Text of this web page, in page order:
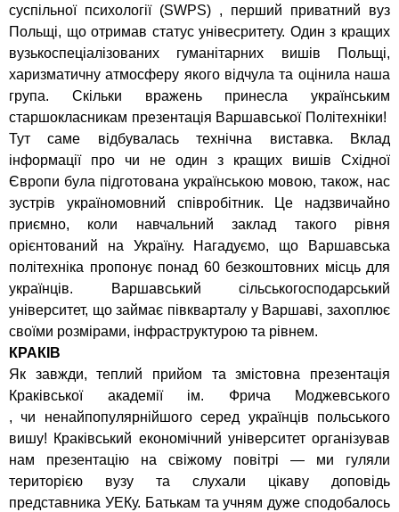
суспільної психології (SWPS) , перший приватний вуз
Польщі, що отримав статус унівесритету. Один з кращих
вузькоспеціалізованих гуманітарних вишів Польщі,
харизматичну атмосферу якого відчула та оцінила наша
група. Скільки вражень принесла українським
старшокласникам презентація Варшавської Політехніки!
Тут саме відбувалась технічна виставка. Вклад
інформації про чи не один з кращих вишів Східної
Європи була підготована українською мовою, також, нас
зустрів україномовний співробітник. Це надзвичайно
приємно, коли навчальний заклад такого рівня
орієнтований на Україну. Нагадуємо, що Варшавська
політехніка пропонує понад 60 безкоштовних місць для
українців. Варшавський сільськогосподарський
університет, що займає півкварталу у Варшаві, захоплює
своїми розмірами, інфраструктурою та рівнем.
КРАКІВ
Як завжди, теплий прийом та змістовна презентація
Краківської академії ім. Фрича Моджевського
, чи ненайпопулярнійшого серед українців польського
вишу! Краківський економічний університет організував
нам презентацію на свіжому повітрі — ми гуляли
територією вузу та слухали цікаву доповідь
представника УЕКу. Батькам та учням дуже сподобалось